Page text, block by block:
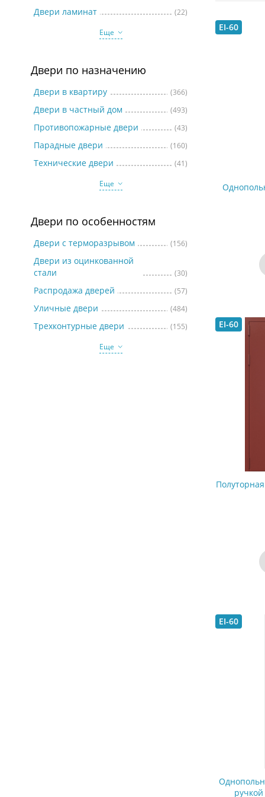
Двери ламинат
(22)
Еще
Двери по назначению
Двери в квартиру (366)
Двери в частный дом (493)
Противопожарные двери (43)
Парадные двери (160)
Технические двери
(41)
Еще
Двери по особенностям
Двери с терморазрывом (156)
Двери из оцинкованной
стали
(30)
Распродажа дверей (57)
Уличные двери (484)
Трехконтурные двери
(155)
Еще
EI-60
EI-60
EI-60